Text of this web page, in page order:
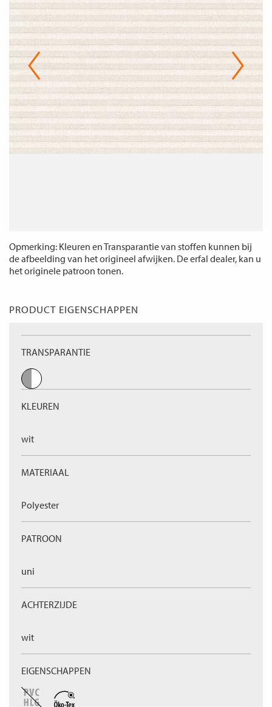
Opmerking: Kleuren en Transparantie van stoffen kunnen bij
de afbeelding van het origineel afwijken. De erfal dealer, kan u
het originele patroon tonen.
PRODUCT EIGENSCHAPPEN
TRANSPARANTIE
KLEUREN
wit
MATERIAAL
Polyester
PATROON
uni
ACHTERZIJDE
wit
EIGENSCHAPPEN